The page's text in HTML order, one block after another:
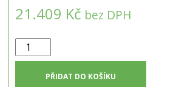
21.409 Kč bez DPH
Dvouplášťová
hranatá
PŘIDAT DO KOŠÍKU